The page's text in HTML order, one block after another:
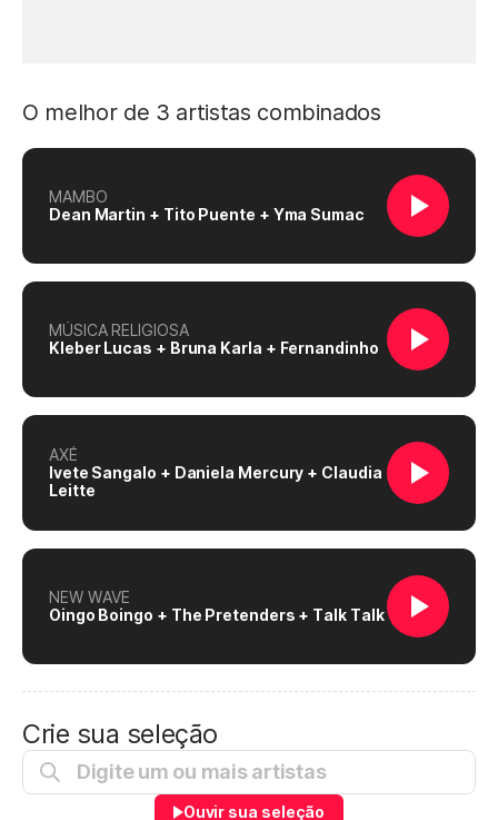
O melhor de 3 artistas combinados
MAMBO
Dean Martin + Tito Puente + Yma Sumac
MÚSICA RELIGIOSA
Kleber Lucas + Bruna Karla + Fernandinho
AXÉ
Ivete Sangalo + Daniela Mercury + Claudia
Leitte
NEW WAVE
Oingo Boingo + The Pretenders + Talk Talk
Crie sua seleção
Ouvir sua seleção